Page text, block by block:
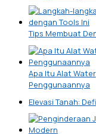
Tips Membuat
Apa Itu Alat
Penggunaannya
Elevasi Tanah: